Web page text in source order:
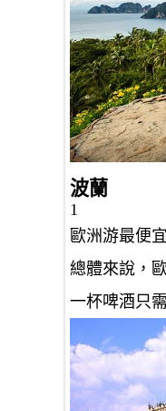
波蘭
1
歐洲游最便
總體來說，
一杯啤酒只